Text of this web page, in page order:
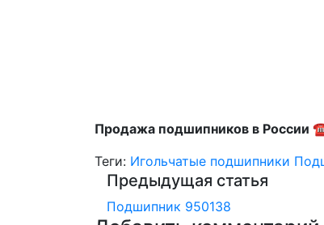
Продажа подшипников в России
Теги: Игольчатые подшипники
Предыдущая статья
Подшипник 950138